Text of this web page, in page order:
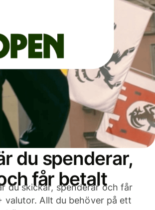
du spenderar,
får betalt
du skickar, spenderar och får
valutor. Allt du behöver på ett